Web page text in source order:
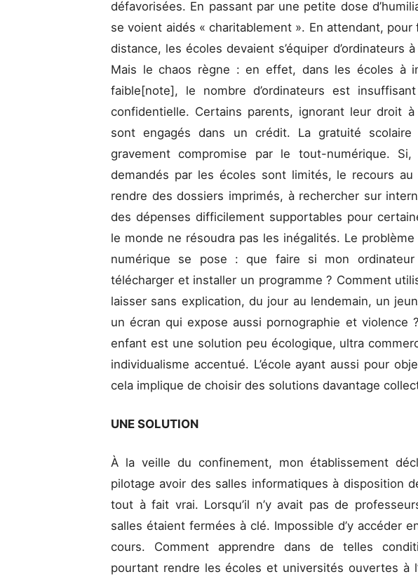
défavorisées. En passant par une petite dose
se voient aidés « charitablement ». En attendant, pour
distance, les écoles devaient s’équiper d’ordinateurs
Mais le chaos règne : en effet, dans les écoles à
faible[note], le nombre d’ordinateurs est
confidentielle. Certains parents, ignorant leur droit
sont engagés dans un crédit. La gratuité
gravement compromise par le tout-numérique.
demandés par les écoles sont limités, le recours au
rendre des dossiers imprimés, à rechercher sur
des dépenses difficilement supportables pour
le monde ne résoudra pas les inégalités. Le
numérique se pose : que faire si mon
télécharger et installer un programme ? Comment
laisser sans explication, du jour au lendemain, un
un écran qui expose aussi pornographie et violence
enfant est une solution peu écologique, ultra
individualisme accentué. L’école ayant aussi pour
cela implique de choisir des solutions davantage
UNE SOLUTION
À la veille du confinement, mon établissement
pilotage avoir des salles informatiques à disposition
tout à fait vrai. Lorsqu’il n’y avait pas de
salles étaient fermées à clé. Impossible d’y accéder
cours. Comment apprendre dans de telles
pourtant rendre les écoles et universités ouvertes à